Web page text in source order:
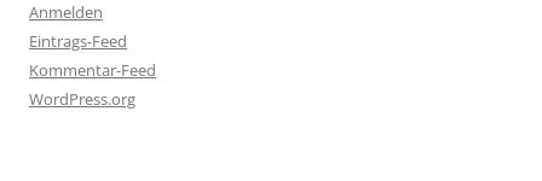
Anmelden
Eintrags-Feed
Kommentar-Feed
WordPress.org